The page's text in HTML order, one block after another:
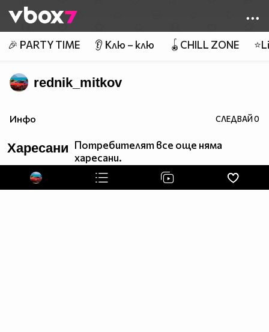
👾
🎉 PARTY TIME 👂 Клю – клю 🪀CHILL ZONE
rednik_mitkov
Инфо СЛЕДВАЙ0
Харесани Потребителят все още няма
харесани.